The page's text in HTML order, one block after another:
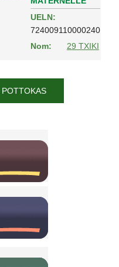
UELN:
724009110000240
Nom:
29 TXIKI